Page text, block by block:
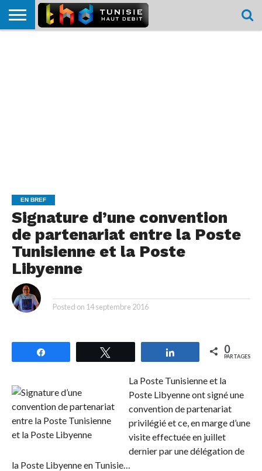
EN BREF
Signature d’une convention
de partenariat entre la Poste
Tunisienne et la Poste
Libyenne
Posted on 14 septembre 2016
Partagez 0
PARTAGES
La Poste Tunisienne et la
Poste Libyenne ont signé une
convention de partenariat
privilégié et ce, en marge d’une
visite effectuée en juillet
dernier par une délégation de
la Poste Libyenne en Tunisie…